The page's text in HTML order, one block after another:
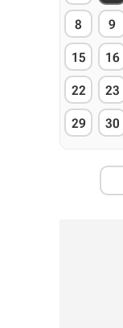
8 9
15 16
22 23
29 30